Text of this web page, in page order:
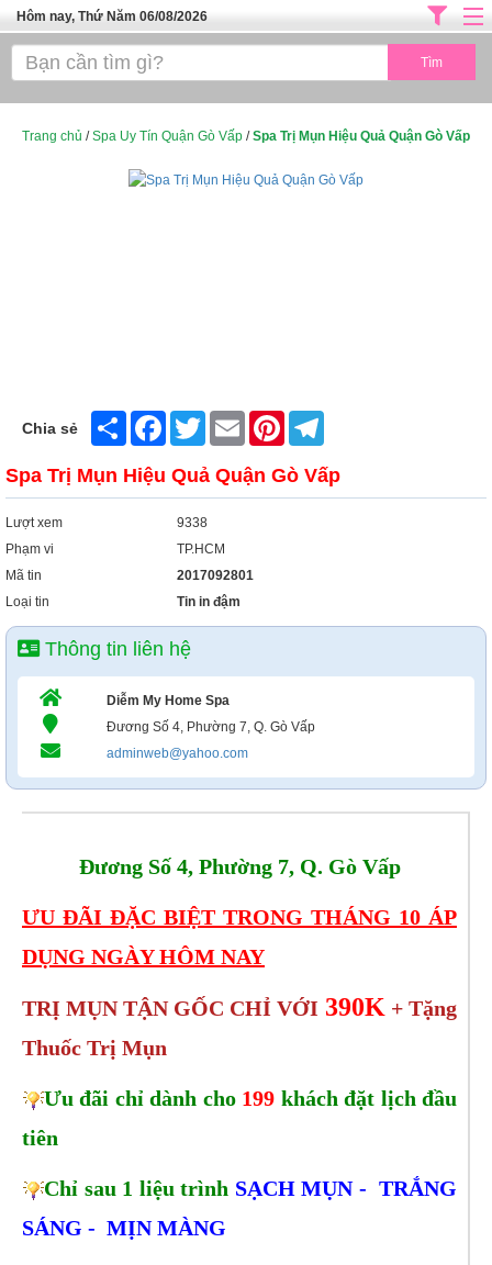
Hôm nay, Thứ Năm 06/08/2026
Trang chủ
SPA TPHCM
Salon Tóc - Tiệm Nail
Trang chủ /Spa Uy Tín Quận Gò Vấp /Spa Trị Mụn Hiệu Quả Quận Gò Vấp
Chia sẻ Share FacebookTwitter Email Pinterest
Spa Trị Mụn Hiệu Quả Quận Gò Vấp
Lượt xem
9338
Phạm vi
TP.HCM
Mã tin
2017092801
Loại tin
Tin in đậm
Thông tin liên hệ
Diễm My Home Spa
Đương Số 4, Phường 7, Q. Gò Vấp
adminweb@yahoo.com
Đương Số 4, Phường 7, Q. Gò Vấp
ƯU ĐÃI ĐẶC BIỆT TRONG THÁNG 10 ÁP
DỤNG NGÀY HÔM NAY
TRỊ MỤN TẬN GỐC CHỈ VỚI 390K + Tặng
Thuốc Trị Mụn
Ưu đãi chỉ dành cho 199 khách đặt lịch đầu
tiên
Chỉ sau 1 liệu trình SẠCH MỤN - TRẮNG
SÁNG - MỊN MÀNG